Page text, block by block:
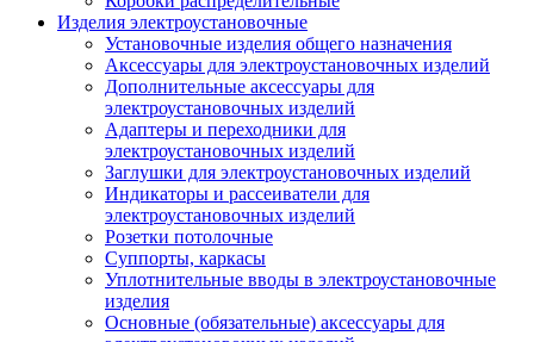
Изделия электроустановочные
Установочные изделия общего назначения
Аксессуары для электроустановочных изделий
Дополнительные аксессуары для
электроустановочных изделий
Адаптеры и переходники для
электроустановочных изделий
Заглушки для электроустановочных изделий
Индикаторы и рассеиватели для
электроустановочных изделий
Розетки потолочные
Суппорты, каркасы
Уплотнительные вводы в электроустановочные
изделия
Основные (обязательные) аксессуары для